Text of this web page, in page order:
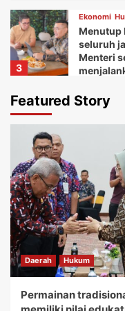
3
Ekonomi
Menutup
seluruh
Menteri
Daerah
Ketua
dan
5
Daerah
festival
bagi
Daerah
Featured Story
Daerah Hukum
Permainan